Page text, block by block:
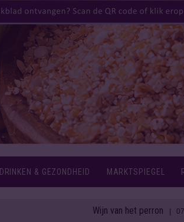
DRINKEN & GEZONDHEID MARKTSPIEGEL
Wijn van het perron| 07 aug 2026